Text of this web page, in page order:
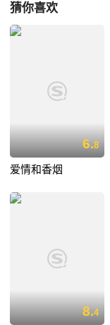
猜你喜欢
6.8
爱情和香烟
8.4